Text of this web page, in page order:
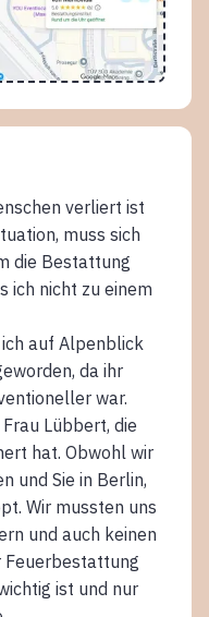
verliert ist
muss sich
die Bestattung
ich nicht zu einem
auf Alpenblick
da ihr
war.
Lübbert, die
hat. Obwohl wir
und Sie in Berlin,
Wir mussten uns
und auch keinen
Feuerbestattung
ist und nur